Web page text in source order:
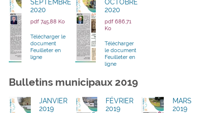
SEPTEMBRE
2020
pdf 745,88 Ko
Télécharger le
document
Feuilleter en
ligne
OCTOBRE
2020
pdf 686,71
Ko
Télécharger
le document
Feuilleter en
ligne
Bulletins municipaux 2019
JANVIER
2019
FÉVRIER
2019
MARS
2019